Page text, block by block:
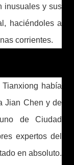
inusuales y sus
haciéndoles a
corrientes.
había
Jian Chen y de
de Ciudad
expertos del
en absoluto.